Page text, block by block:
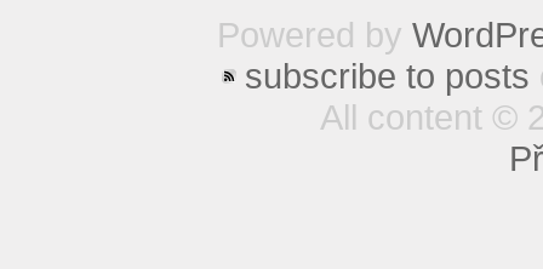
Powered by
subscribe to posts
All content ©